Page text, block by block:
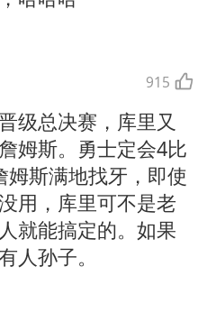
915
级总决赛，库里又
姆斯。勇士定会4比
姆斯满地找牙，即使
用，库里可不是老
就能搞定的。如果
人孙子。